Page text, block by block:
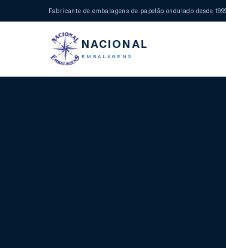
Fabricante de embalagens de papelão ondulado desde
NACIONAL
EMBALAGENS